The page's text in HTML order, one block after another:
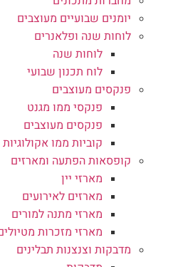
יומנים שבועיים מעוצבים
לוחות שנה ופלאנרים
לוחות שנה
לוח תכנון שבועי
פנקסים מעוצבים
פנקסי ממו מגנט
פנקסים מעוצבים
קוביות ממו אקולוגיות
קופסאות הפתעה ומארזים
מארזי יין
מארזים לאירועים
מארזי מתנה למורים
מארזי מזכרות מטיולים
מדבקות וצנצנות תבלינים